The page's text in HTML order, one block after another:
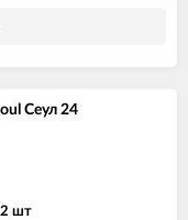
Сеул 24
2 шт